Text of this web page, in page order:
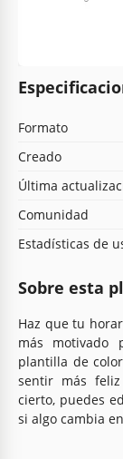
Formato
Creado
Última
Comunidad
Estadísticas de
Sobre esta
Haz que tu
más motivado
plantilla de
sentir más
cierto, puedes
si algo cambia